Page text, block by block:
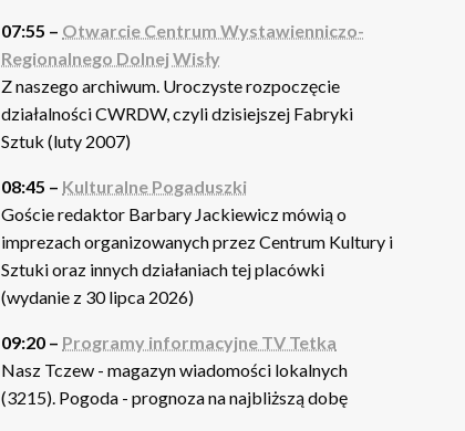
07:55 – Otwarcie Centrum Wystawienniczo-
Regionalnego Dolnej Wisły
Z naszego archiwum. Uroczyste rozpoczęcie
działalności CWRDW, czyli dzisiejszej Fabryki
Sztuk (luty 2007)
08:45 – Kulturalne Pogaduszki
Goście redaktor Barbary Jackiewicz mówią o
imprezach organizowanych przez Centrum Kultury i
Sztuki oraz innych działaniach tej placówki
(wydanie z 30 lipca 2026)
09:20 – Programy informacyjne TV Tetka
Nasz Tczew - magazyn wiadomości lokalnych
(3215). Pogoda - prognoza na najbliższą dobę